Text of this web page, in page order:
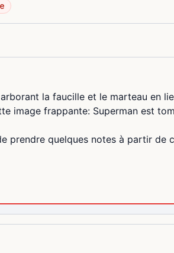
la faucille et le marteau en
image frappante: Superman est
prendre quelques notes à partir de